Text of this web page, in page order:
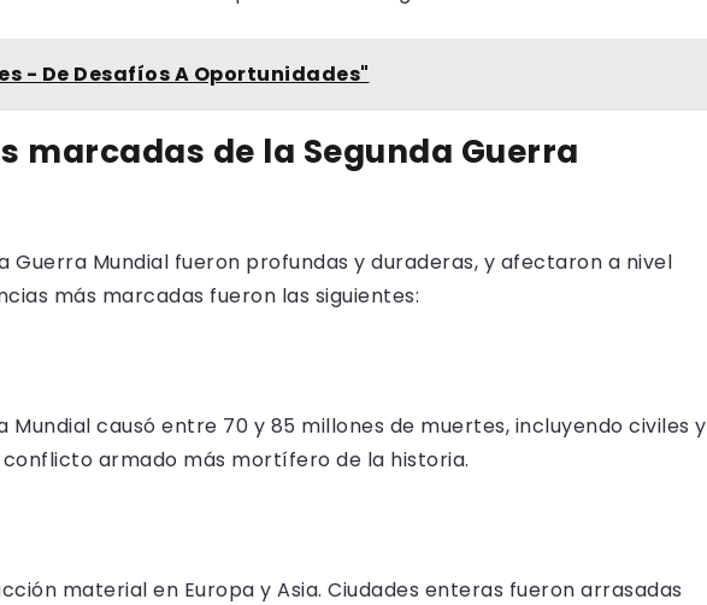
- De Desafíos A Oportunidades"
marcadas de la Segunda Guerra
Guerra Mundial fueron profundas y duraderas, y afectaron a nivel
más marcadas fueron las siguientes:
Mundial causó entre 70 y 85 millones de muertes, incluyendo civiles y
armado más mortífero de la historia.
material en Europa y Asia. Ciudades enteras fueron arrasadas